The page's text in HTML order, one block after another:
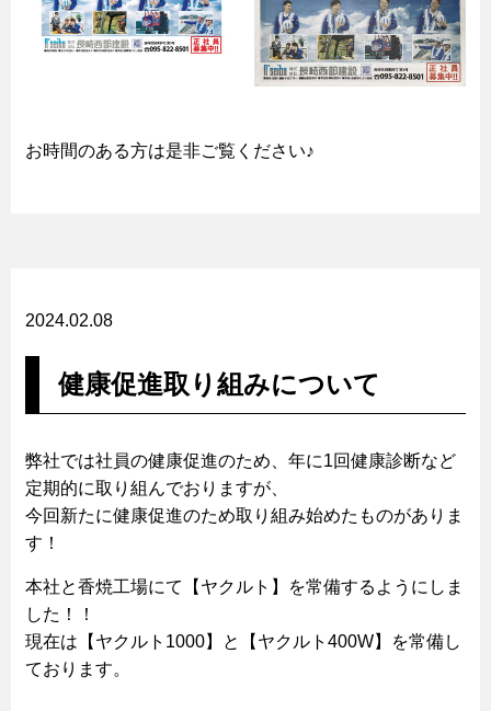
お時間のある方は是非ご覧ください♪
2024.02.08
健康促進取り組みについて
弊社では社員の健康促進のため、年に1回健康診断など
定期的に取り組んでおりますが、
今回新たに健康促進のため取り組み始めたものがありま
す！
本社と香焼工場にて【ヤクルト】を常備するようにしま
した！！
現在は【ヤクルト1000】と【ヤクルト400W】を常備し
ております。